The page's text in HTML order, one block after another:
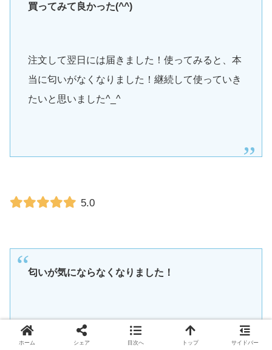
買ってみて良かった(^^)
注文して翌日には届きました！使ってみると、本
当に匂いがなくなりました！継続して使っていき
たいと思いました^_^
5.0
匂いが気にならなくなりました！
仕事で毎日革靴を履く旦那の帰ってきた時の足の
臭いが気になっていて購入しました。消臭系は独
ホーム シェア 目次へ トップ サイドバー